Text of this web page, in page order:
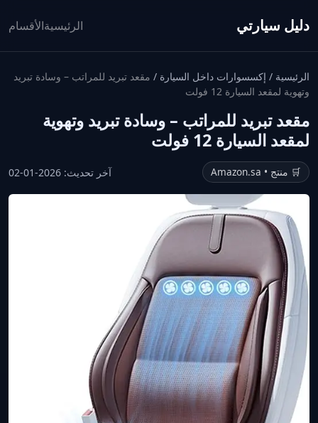
دليل سيارتي الرئيسيةالأقسام
الرئيسية / إكسسوارات داخل السيارة / مقعد تبريد للمراتب – وسادة تبريد
وتهوية لمقعد السيارة 12 فولت
مقعد تبريد للمراتب – وسادة تبريد وتهوية
لمقعد السيارة 12 فولت
🛒 منتج • Amazon.sa آخر تحديث: 2026-01-02